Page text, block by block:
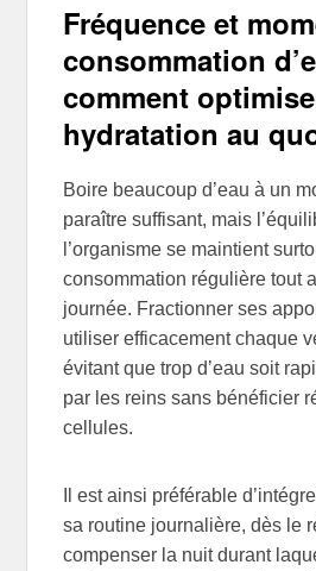
Fréquence et
consommation
comment
hydratation au
Boire beaucoup d’eau à un
paraître suffisant, mais
l’organisme se maintient
consommation régulière tout
journée. Fractionner ses
utiliser efficacement chaque
évitant que trop d’eau soit
par les reins sans bénéficier
cellules.
Il est ainsi préférable
sa routine journalière, dès le
compenser la nuit durant